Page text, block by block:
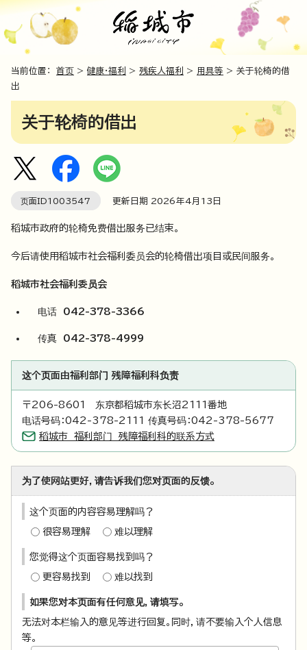
当前位置： 首页 > 健康·福利 > 残疾人福利 > 用具等 > 关于轮椅的借
出
关于轮椅的借出
页面ID1003547 更新日期 2026年4月 13 日
稻城市政府的轮椅免费借出服务已结束。
今后请使用稻城市社会福利委员会的轮椅借出项目或民间服务。
稻城市社会福利委员会
电话 042-378-3366
传真 042-378-4999
这个页面由福利部门 残障福利科负责
〒206-8601 东京都稻城市东长沼2111番地
电话号码：042-378-2111 传真号码：042-378-5677
稻城市 福利部门 残障福利科的联系方式
为了使网站更好，请告诉我们您对页面的反馈。
这个页面的内容容易理解吗？
很容易理解 难以理解
您觉得这个页面容易找到吗？
更容易找到 难以找到
如果您对本页面有任何意见，请填写。
无法对本栏输入的意见等进行回复。同时，请不要输入个人信息
等。